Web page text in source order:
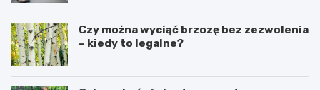
Czy można wyciąć brzozę bez zezwolenia
– kiedy to legalne?